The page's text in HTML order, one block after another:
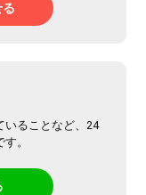
いることなど、24
。